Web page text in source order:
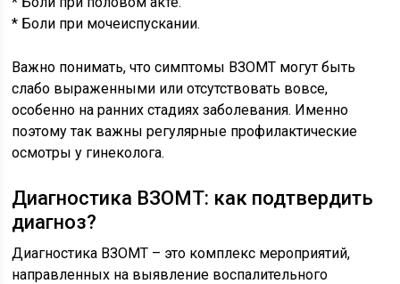
* Боли при мочеиспускании.
Важно понимать, что симптомы ВЗОМТ могут быть
слабо выраженными или отсутствовать вовсе,
особенно на ранних стадиях заболевания. Именно
поэтому так важны регулярные профилактические
осмотры у гинеколога.
Диагностика ВЗОМТ: как подтвердить
диагноз?
Диагностика ВЗОМТ – это комплекс мероприятий,
направленных на выявление воспалительного